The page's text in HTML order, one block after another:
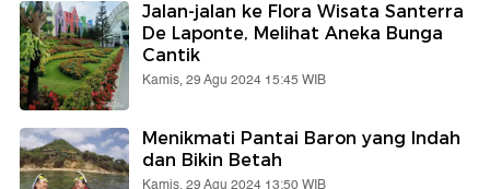
Jalan-jalan ke Flora Wisata Santerra
De Laponte, Melihat Aneka Bunga
Cantik
Kamis, 29 Agu 2024 15:45 WIB
Menikmati Pantai Baron yang Indah
dan Bikin Betah